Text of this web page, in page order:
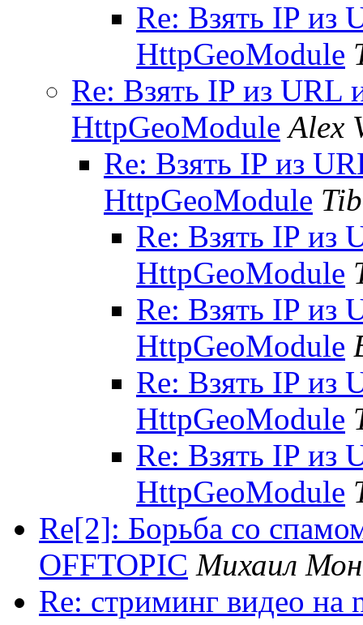
Re: Взять IP из
HttpGeoModule
Re: Взять IP из URL
HttpGeoModule Alex
Re: Взять IP из
HttpGeoModule
Re: Взять IP из
HttpGeoModule
Re: Взять IP из
HttpGeoModule
Re: Взять IP из
HttpGeoModule
Re: Взять IP из
HttpGeoModule
Re[2]: Борьба со
OFFTOPIC Михаил
Re: стриминг видео на